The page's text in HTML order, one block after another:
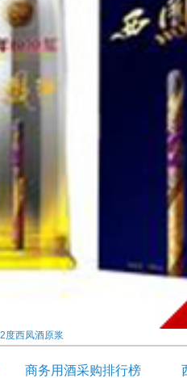
度西凤酒原浆
商务用酒采购排行榜